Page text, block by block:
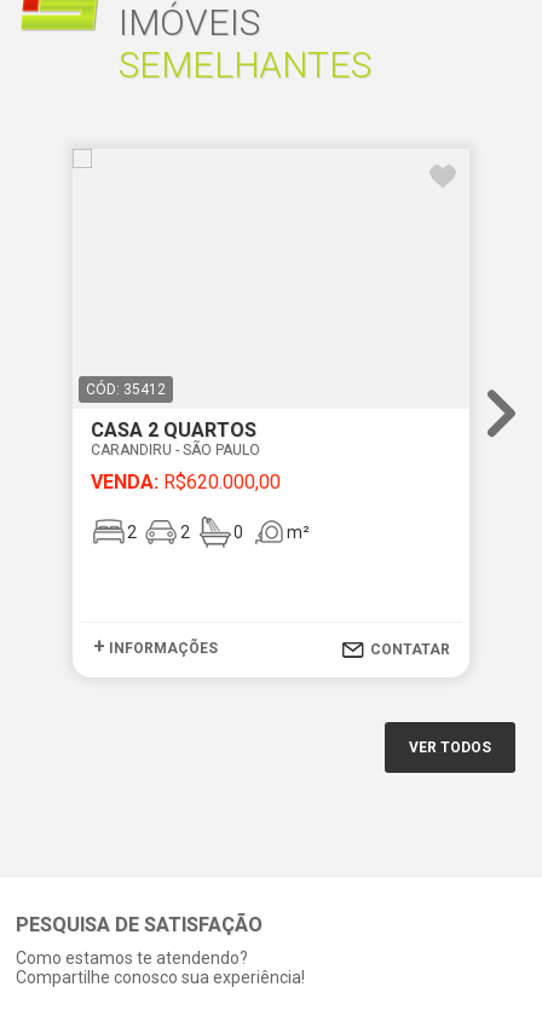
IMÓVEIS
SEMELHANTES
CÓD: 35412
CASA 2 QUARTOS
CARANDIRU - SÃO PAULO
VENDA: R$620.000,00
2 2 0 m²
+ INFORMAÇÕES CONTATAR
VER TODOS
PESQUISA DE SATISFAÇÃO
Como estamos te atendendo?
Compartilhe conosco sua experiência!